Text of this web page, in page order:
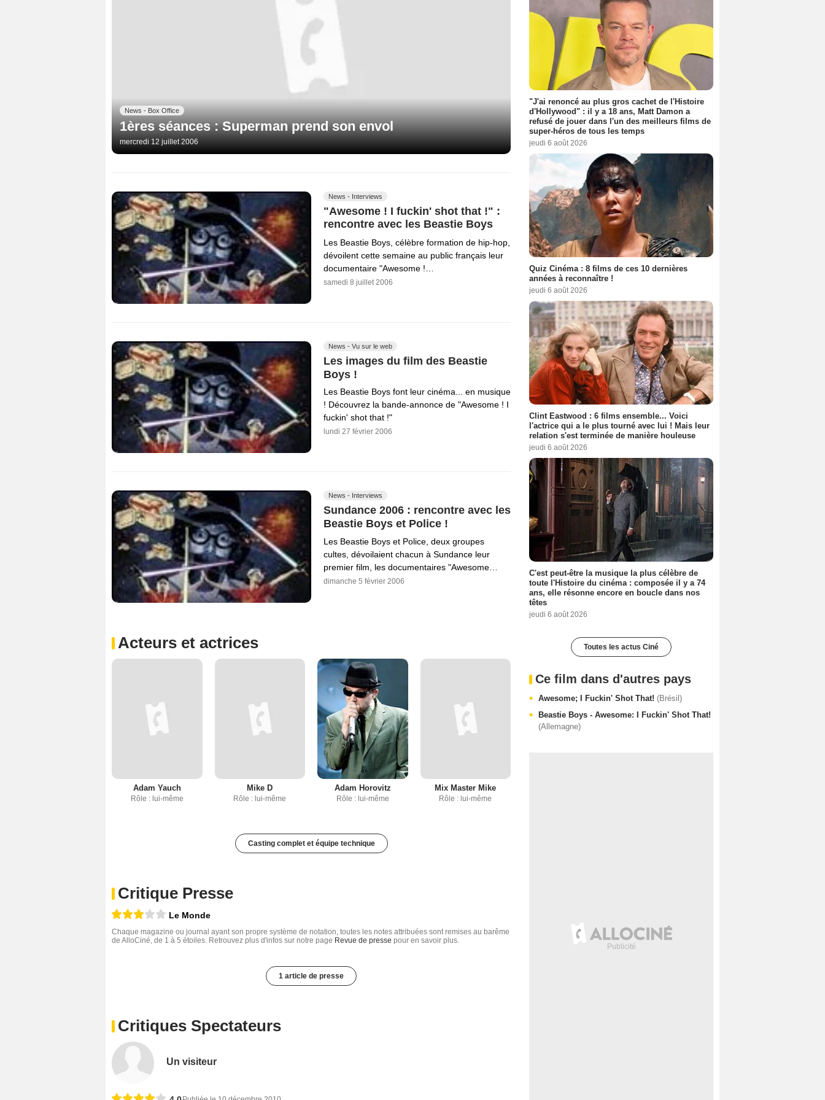
News - Box Office
1ères séances : Superman prend son envol
mercredi 12 juillet 2006
News - Interviews
"Awesome ! I fuckin' shot that !" :
rencontre avec les Beastie Boys
Les Beastie Boys, célèbre formation de hip-hop,
dévoilent cette semaine au public français leur
documentaire "Awesome !…
samedi 8 juillet 2006
News - Vu sur le web
Les images du film des Beastie
Boys !
Les Beastie Boys font leur cinéma... en musique
! Découvrez la bande-annonce de "Awesome ! I
fuckin' shot that !"
lundi 27 février 2006
News - Interviews
Sundance 2006 : rencontre avec les
Beastie Boys et Police !
Les Beastie Boys et Police, deux groupes
cultes, dévoilaient chacun à Sundance leur
premier film, les documentaires "Awesome…
dimanche 5 février 2006
Acteurs et actrices
Adam Yauch
Rôle : lui-même
Mike D
Rôle : lui-même
Adam Horovitz
Rôle : lui-même
Mix Master Mike
Rôle : lui-même
Casting complet et équipe technique
Critique Presse
Le Monde
Chaque magazine ou journal ayant son propre système de notation, toutes les notes attribuées sont remises au barême
de AlloCiné, de 1 à 5 étoiles. Retrouvez plus d'infos sur notre page Revue de presse pour en savoir plus.
1 article de presse
Critiques Spectateurs
Un visiteur
"J'ai renoncé au plus gros cachet de l'Histoire
d'Hollywood" : il y a 18 ans, Matt Damon a
refusé de jouer dans l'un des meilleurs films de
super-héros de tous les temps
jeudi 6 août 2026
Quiz Cinéma : 8 films de ces 10 dernières
années à reconnaître !
jeudi 6 août 2026
Clint Eastwood : 6 films ensemble... Voici
l'actrice qui a le plus tourné avec lui ! Mais leur
relation s'est terminée de manière houleuse
jeudi 6 août 2026
C'est peut-être la musique la plus célèbre de
toute l'Histoire du cinéma : composée il y a 74
ans, elle résonne encore en boucle dans nos
têtes
jeudi 6 août 2026
Toutes les actus Ciné
Ce film dans d'autres pays
Awesome; I Fuckin' Shot That! (Brésil)
Beastie Boys - Awesome: I Fuckin' Shot That!
(Allemagne)